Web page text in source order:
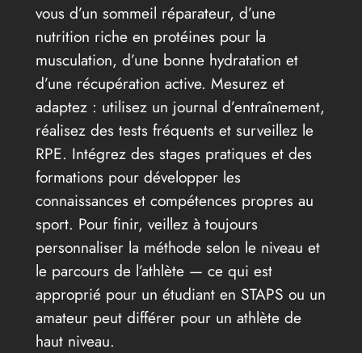
vous d’un sommeil réparateur, d’une
nutrition riche en protéines pour la
musculation, d’une bonne hydratation et
d’une récupération active. Mesurez et
adaptez : utilisez un journal d’entraînement,
réalisez des tests fréquents et surveillez le
RPE. Intégrez des stages pratiques et des
formations pour développer les
connaissances et compétences propres au
sport. Pour finir, veillez à toujours
personnaliser la méthode selon le niveau et
le parcours de l’athlète — ce qui est
approprié pour un étudiant en STAPS ou un
amateur peut différer pour un athlète de
haut niveau.